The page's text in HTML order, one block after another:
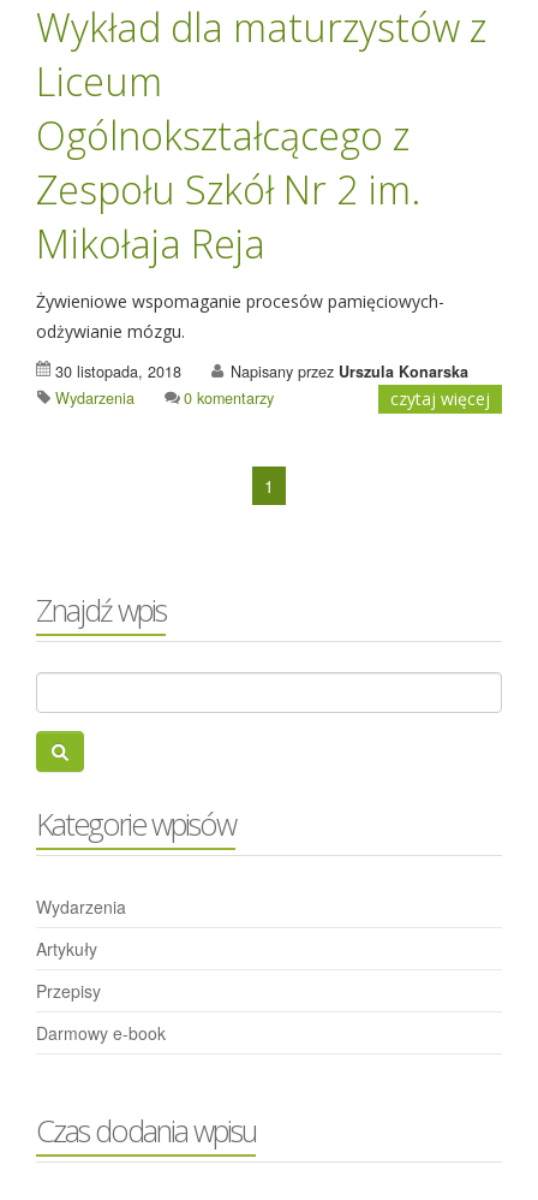
Wykład dla maturzystów z
Liceum
Ogólnokształcącego z
Zespołu Szkół Nr 2 im.
Mikołaja Reja
Żywieniowe wspomaganie procesów pamięciowych-
odżywianie mózgu.
30 listopada, 2018 Napisany przez Urszula Konarska
Wydarzenia
0 komentarzy czytaj więcej
1
Znajdź wpis
Kategorie wpisów
Wydarzenia
Artykuły
Przepisy
Darmowy e-book
Czas dodania wpisu